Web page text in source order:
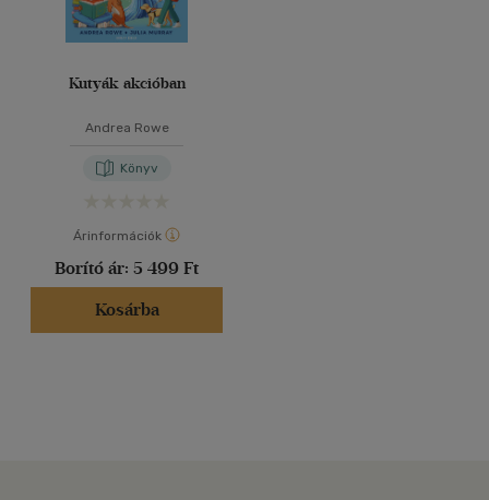
Kutyák akcióban
Andrea Rowe
Könyv
Árinformációk
Borító ár: 5 499 Ft
Kosárba